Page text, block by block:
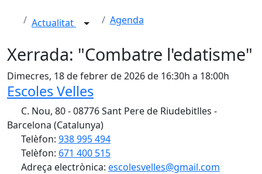
Actualitat Agenda
Xerrada: "Combatre l'edatisme"
Dimecres, 18 de febrer de 2026 de 16:30h a 18:00h
Escoles Velles
C. Nou, 80 - 08776 Sant Pere de Riudebitlles -
Barcelona (Catalunya)
Telèfon: 938 995 494
Telèfon: 671 400 515
Adreça electrònica: escolesvelles@gmail.com